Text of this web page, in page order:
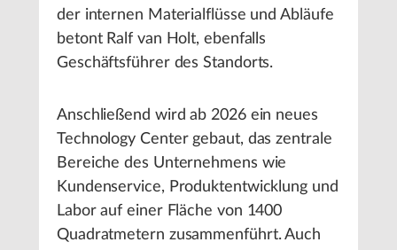
der internen Materialflüsse und Abläufe
betont Ralf van Holt, ebenfalls
Geschäftsführer des Standorts.
Anschließend wird ab 2026 ein neues
Technology Center gebaut, das zentrale
Bereiche des Unternehmens wie
Kundenservice, Produktentwicklung und
Labor auf einer Fläche von 1400
Quadratmetern zusammenführt. Auch